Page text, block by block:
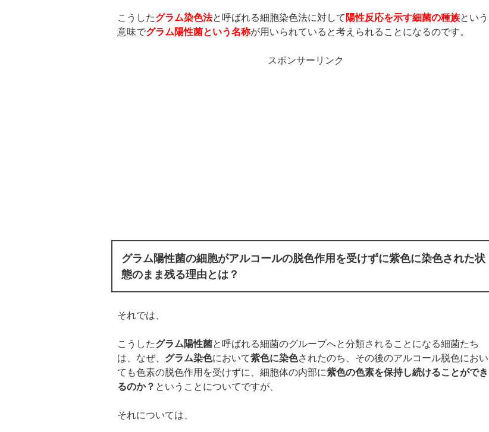
こうしたグラム染色法と呼ばれる細胞染色法に対して 陽性反応を示す細菌の種族という
意味でグラム陽性菌という名称が用いられていると考えられることになるのです。
スポンサーリンク
グラム陽性菌の細胞がアルコールの脱色作用を受けずに紫色に染色された状
態のまま残る理由とは？
それでは、
こうしたグラム陽性菌と呼ばれる細菌のグループへと分類されることになる細菌たち
は、なぜ、 グラム染色において紫色に染色されたのち、その後のアルコール脱色におい
ても色素の脱色作用を受けずに、細胞体の内部に紫色の色素を保持し続けることができ
るのか？ ということについてですが、
それについては、